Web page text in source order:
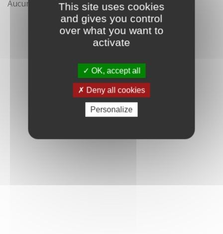
This site uses cookies
and gives you control
over what you want to
activate
OK, accept all
Deny all cookies
Personalize
Aucune démarche pour le moment